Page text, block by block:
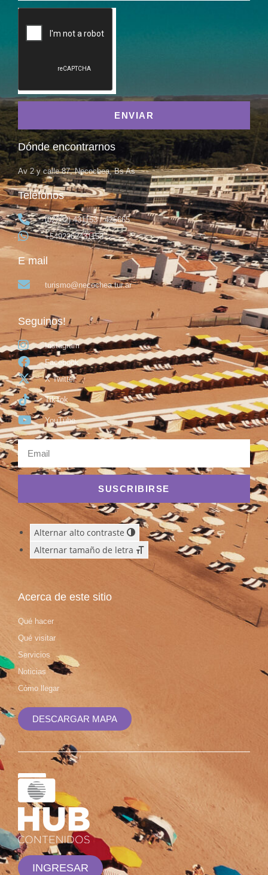
ENVIAR
Dónde encontrarnos
Av 2 y calle 87, Necochea, Bs As
Teléfonos
(02262) 431153 / 425665
+5492262431153
E mail
turismo@necochea.tur.ar
Seguinos!
Instagram
Facebook
X Twitter
TikTok
YouTube
SUSCRIBIRSE
Alternar alto contraste
Alternar tamaño de letra
Acerca de este sitio
Qué hacer
Qué visitar
Servicios
Noticias
Cómo llegar
DESCARGAR MAPA
INGRESAR